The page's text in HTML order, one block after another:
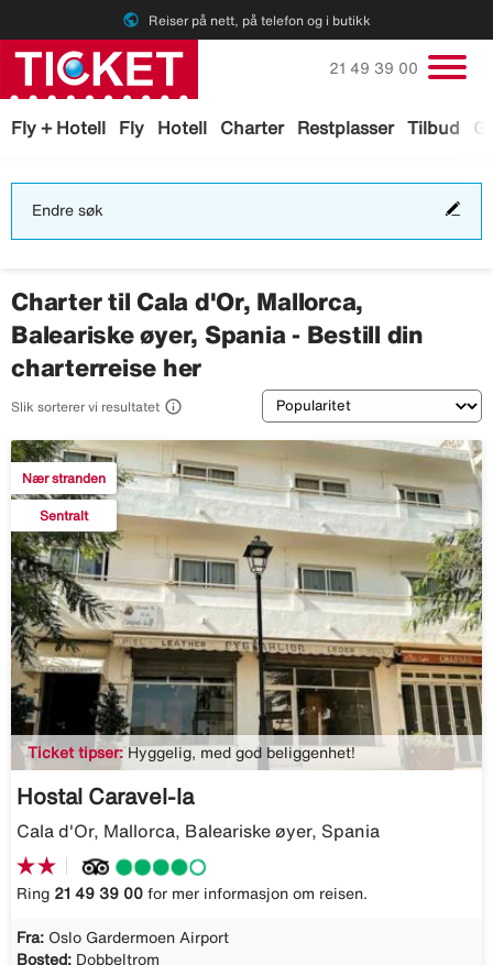
public Reiser på nett, på telefon og i butikk
Fly + Hotell Fly Hotell Charter Restplasser Tilbud
Ring oss på
21 49 39 00
Endre søk
Charter til Cala d'Or, Mallorca,
Baleariske øyer, Spania - Bestill din
charterreise her
Slik sorterer vi resultatet  Sortering
Nær stranden
Sentralt
Ticket tipser:Hyggelig, med god beliggenhet!
Hostal Caravel-la
Cala d'Or, Mallorca, Baleariske øyer, Spania
Ring 21 49 39 00 for mer informasjon om reisen.
Fra: Oslo Gardermoen Airport
Bosted: Dobbeltrom